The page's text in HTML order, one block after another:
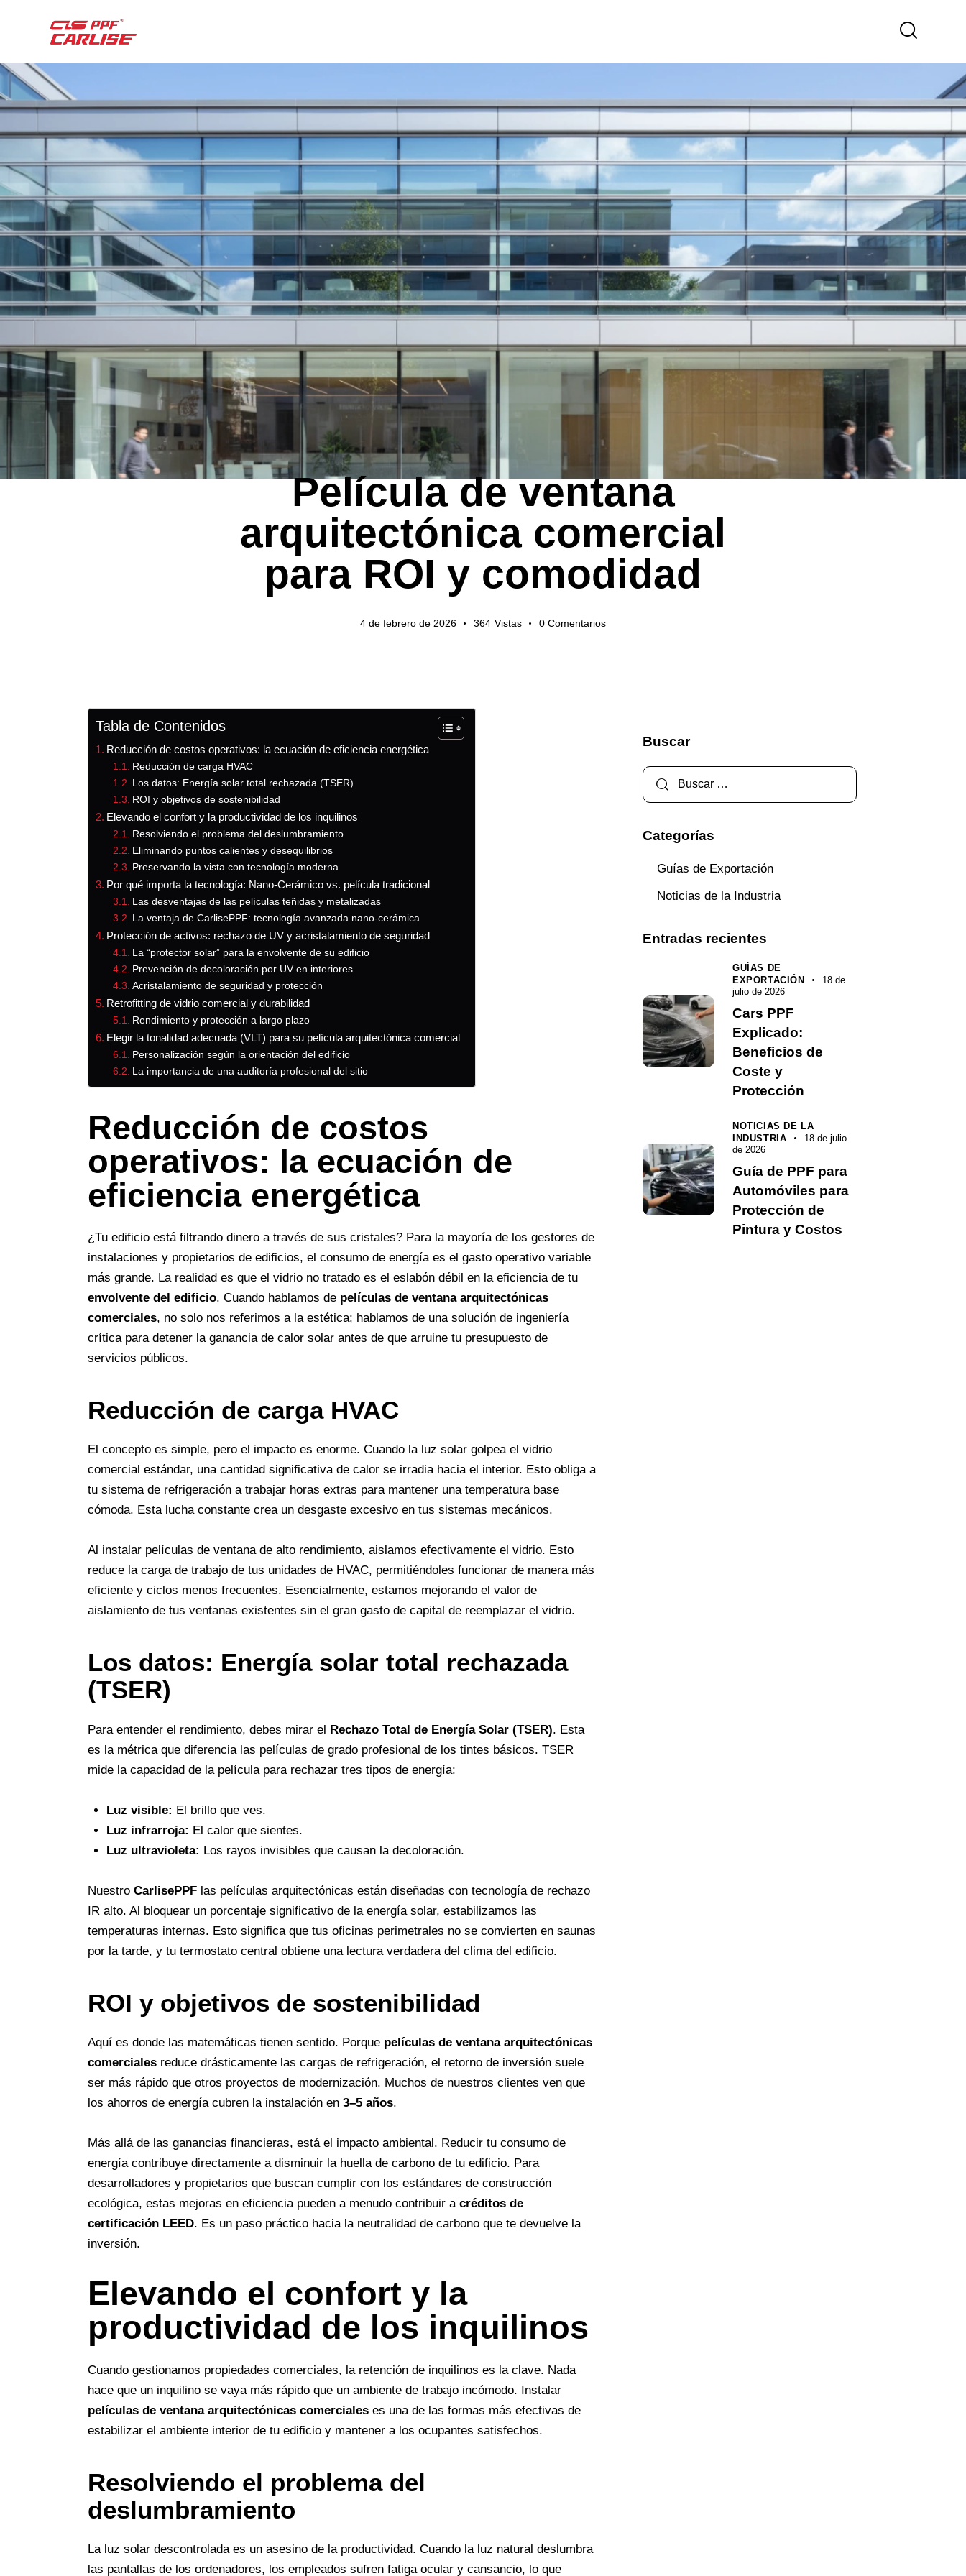
GUÍAS DE EXPORTACIÓN
Película de ventana
arquitectónica comercial
para ROI y comodidad
4 de febrero de 2026 364 Vistas 0 Comentarios
Tabla de Contenidos
Reducción de costos operativos: la ecuación de eficiencia energética
Reducción de carga HVAC
Los datos: Energía solar total rechazada (TSER)
ROI y objetivos de sostenibilidad
Elevando el confort y la productividad de los inquilinos
Resolviendo el problema del deslumbramiento
Eliminando puntos calientes y desequilibrios
Preservando la vista con tecnología moderna
Por qué importa la tecnología: Nano-Cerámico vs. película tradicional
Las desventajas de las películas teñidas y metalizadas
La ventaja de CarlisePPF: tecnología avanzada nano-cerámica
Protección de activos: rechazo de UV y acristalamiento de seguridad
La “protector solar” para la envolvente de su edificio
Prevención de decoloración por UV en interiores
Acristalamiento de seguridad y protección
Retrofitting de vidrio comercial y durabilidad
Rendimiento y protección a largo plazo
Elegir la tonalidad adecuada (VLT) para su película arquitectónica comercial
Personalización según la orientación del edificio
La importancia de una auditoría profesional del sitio
Reducción de costos
operativos: la ecuación de
eficiencia energética
¿Tu edificio está filtrando dinero a través de sus cristales? Para la mayoría de los gestores de
instalaciones y propietarios de edificios, el consumo de energía es el gasto operativo variable
más grande. La realidad es que el vidrio no tratado es el eslabón débil en la eficiencia de tu
envolvente del edificio. Cuando hablamos de películas de ventana arquitectónicas
comerciales, no solo nos referimos a la estética; hablamos de una solución de ingeniería
crítica para detener la ganancia de calor solar antes de que arruine tu presupuesto de
servicios públicos.
Reducción de carga HVAC
El concepto es simple, pero el impacto es enorme. Cuando la luz solar golpea el vidrio
comercial estándar, una cantidad significativa de calor se irradia hacia el interior. Esto obliga a
tu sistema de refrigeración a trabajar horas extras para mantener una temperatura base
cómoda. Esta lucha constante crea un desgaste excesivo en tus sistemas mecánicos.
Al instalar películas de ventana de alto rendimiento, aislamos efectivamente el vidrio. Esto
reduce la carga de trabajo de tus unidades de HVAC, permitiéndoles funcionar de manera más
eficiente y ciclos menos frecuentes. Esencialmente, estamos mejorando el valor de
aislamiento de tus ventanas existentes sin el gran gasto de capital de reemplazar el vidrio.
Los datos: Energía solar total rechazada
(TSER)
Para entender el rendimiento, debes mirar el Rechazo Total de Energía Solar (TSER). Esta
es la métrica que diferencia las películas de grado profesional de los tintes básicos. TSER
mide la capacidad de la película para rechazar tres tipos de energía:
Luz visible: El brillo que ves.
Luz infrarroja: El calor que sientes.
Luz ultravioleta: Los rayos invisibles que causan la decoloración.
Nuestro CarlisePPF las películas arquitectónicas están diseñadas con tecnología de rechazo
IR alto. Al bloquear un porcentaje significativo de la energía solar, estabilizamos las
temperaturas internas. Esto significa que tus oficinas perimetrales no se convierten en saunas
por la tarde, y tu termostato central obtiene una lectura verdadera del clima del edificio.
ROI y objetivos de sostenibilidad
Aquí es donde las matemáticas tienen sentido. Porque películas de ventana arquitectónicas
comerciales reduce drásticamente las cargas de refrigeración, el retorno de inversión suele
ser más rápido que otros proyectos de modernización. Muchos de nuestros clientes ven que
los ahorros de energía cubren la instalación en 3–5 años.
Más allá de las ganancias financieras, está el impacto ambiental. Reducir tu consumo de
energía contribuye directamente a disminuir la huella de carbono de tu edificio. Para
desarrolladores y propietarios que buscan cumplir con los estándares de construcción
ecológica, estas mejoras en eficiencia pueden a menudo contribuir a créditos de
certificación LEED. Es un paso práctico hacia la neutralidad de carbono que te devuelve la
inversión.
Elevando el confort y la
productividad de los inquilinos
Cuando gestionamos propiedades comerciales, la retención de inquilinos es la clave. Nada
hace que un inquilino se vaya más rápido que un ambiente de trabajo incómodo. Instalar
películas de ventana arquitectónicas comerciales es una de las formas más efectivas de
estabilizar el ambiente interior de tu edificio y mantener a los ocupantes satisfechos.
Resolviendo el problema del
deslumbramiento
La luz solar descontrolada es un asesino de la productividad. Cuando la luz natural deslumbra
las pantallas de los ordenadores, los empleados sufren fatiga ocular y cansancio, lo que
Buscar
Categorías
Guías de Exportación
Noticias de la Industria
Entradas recientes
GUÍAS DE
EXPORTACIÓN
18 de
julio de 2026
Cars PPF
Explicado:
Beneficios de
Coste y
Protección
NOTICIAS DE LA
INDUSTRIA
18 de julio
de 2026
Guía de PPF para
Automóviles para
Protección de
Pintura y Costos